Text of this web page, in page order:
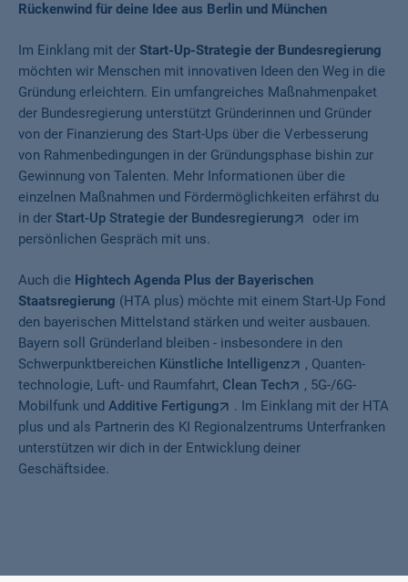
Rückenwind für deine Idee aus Berlin und München
Im Einklang mit der Start-Up-Strategie der Bundesregierung
möchten wir Menschen mit innovativen Ideen den Weg in die
Gründung erleichtern. Ein umfangreiches Maßnahmenpaket
der Bundesregierung unterstützt Gründerinnen und Gründer
von der Finanzierung des Start-Ups über die Verbesserung
von Rahmenbedingungen in der Gründungsphase bishin zur
Gewinnung von Talenten. Mehr Informationen über die
einzelnen Maßnahmen und Fördermöglichkeiten erfährst du
in der Start-Up Strategie der Bundesregierung
oder im
persönlichen Gespräch mit uns.
Auch die Hightech Agenda Plus der Bayerischen
Staatsregierung (HTA plus) möchte mit einem Start-Up Fond
den bayerischen Mittelstand stärken und weiter ausbauen.
Bayern soll Gründerland bleiben - insbesondere in den
Schwerpunktbereichen Künstliche Intelligenz
, Quanten­
technologie, Luft- und Raumfahrt, Clean Tech
, 5G-/6G-
Mobilfunk und Additive Fertigung
. Im Einklang mit der HTA
plus und als Partnerin des KI Regionalzentrums Unterfranken
unterstützen wir dich in der Entwicklung deiner
Geschäftsidee.